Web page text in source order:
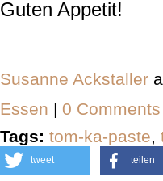
Guten Appetit!
Susanne Ackstaller
Essen | 0 Comments
Tags: tom-ka-paste,
tweet teilen